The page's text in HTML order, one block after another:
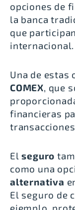
opciones de
la banca
que
internacional.
Una de estas
COMEX, que
financieras
Elseguro
como una
alternativa
El seguro de